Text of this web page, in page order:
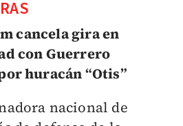
cancela gira en
con Guerrero
huracán “Otis”
nacional de